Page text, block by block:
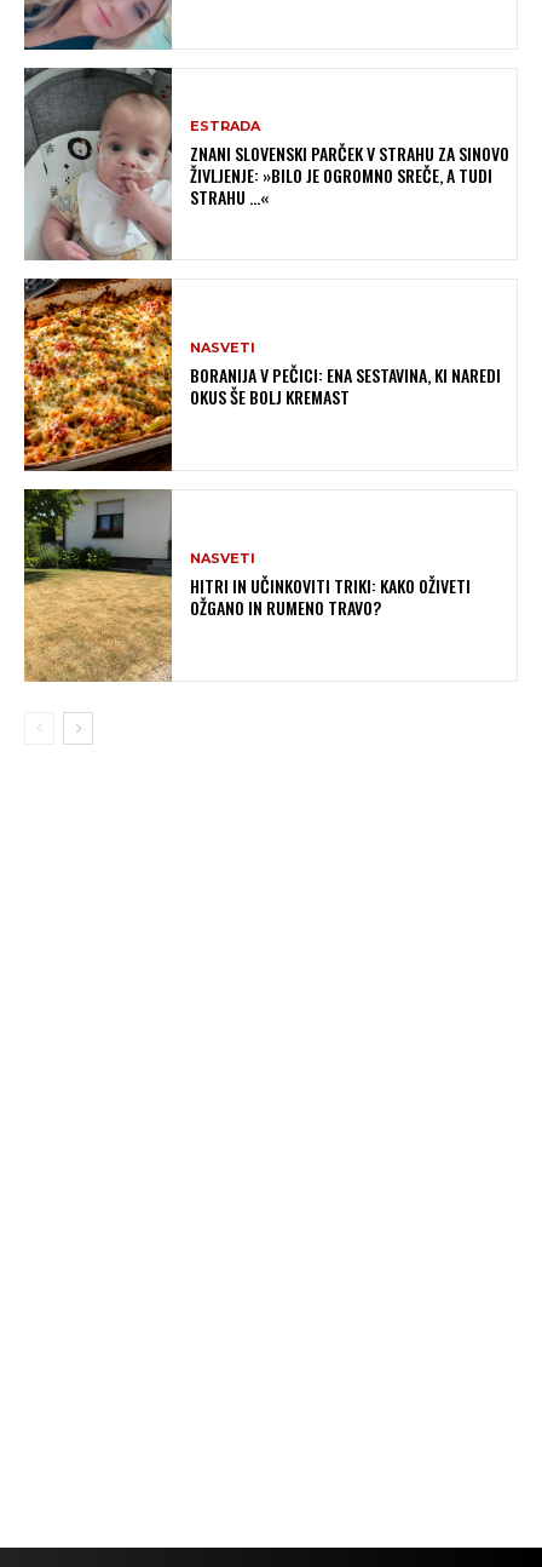
ESTRADA
ZNANI SLOVENSKI PARČEK V STRAHU ZA SINOVO
ŽIVLJENJE: »BILO JE OGROMNO SREČE, A TUDI
STRAHU …«
NASVETI
BORANIJA V PEČICI: ENA SESTAVINA, KI NAREDI
OKUS ŠE BOLJ KREMAST
NASVETI
HITRI IN UČINKOVITI TRIKI: KAKO OŽIVETI
OŽGANO IN RUMENO TRAVO?